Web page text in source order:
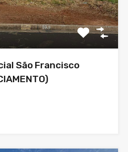
São Francisco